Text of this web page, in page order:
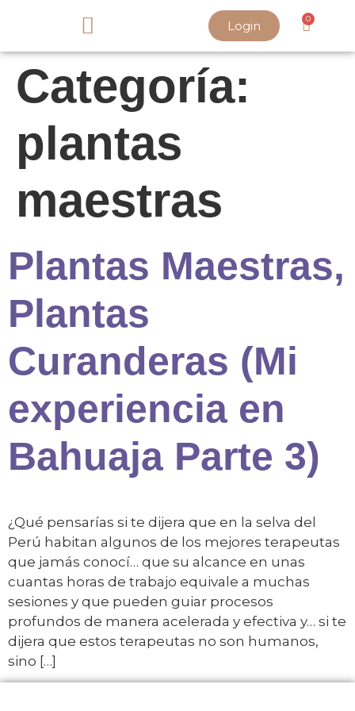
Login 0
Categoría:
plantas
maestras
Plantas Maestras,
Plantas
Curanderas (Mi
experiencia en
Bahuaja Parte 3)
¿Qué pensarías si te dijera que en la selva del
Perú habitan algunos de los mejores terapeutas
que jamás conocí… que su alcance en unas
cuantas horas de trabajo equivale a muchas
sesiones y que pueden guiar procesos
profundos de manera acelerada y efectiva y… si te
dijera que estos terapeutas no son humanos,
sino […]